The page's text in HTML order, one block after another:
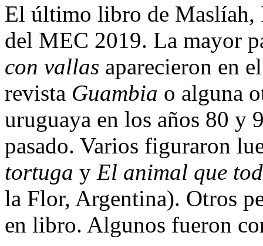
El último libro de Maslíah,
del MEC 2019. La mayor
con vallas aparecieron en
revista Guambia o alguna
uruguaya en los años 80
pasado. Varios figuraron
tortuga y El animal que
la Flor, Argentina). Otros
en libro. Algunos fueron